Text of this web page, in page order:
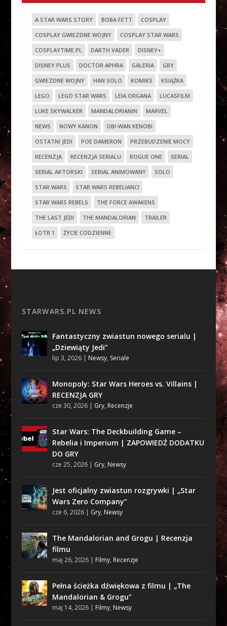
A STAR WARS STORY BOBA FETT
COSPLAY
COSPLAY GWIEZDNE WOJNY
COSPLAY STAR WARS
COSPLAYTIME.PL
DARTH VADER
DISNEY+
DISNEY PLUS
DOCTOR APHRA GALERIA
GRY
GWIEZDNE WOJNY
HAN SOLO KOMIKS
KSIĄŻKA
LEGO
LEGO STAR WARS LEIA ORGANA
LUCASFILM
LUKE SKYWALKER
MANDALORIANIN
MARVEL
NEWS
NOWY KANON
OBI-WAN KENOBI
OSTATNI JEDI
POE DAMERON
PRZEBUDZENIE MOCY
RECENZJA
RECENZJA SERIALU ROGUE ONE
SERIAL
SERIAL AKTORSKI
SERIAL ANIMOWANY
SOLO
STAR WARS
STAR WARS REBELIANCI
STAR WARS REBELS
THE FORCE AWAKENS
THE LAST JEDI
THE MANDALORIAN
TRAILER
ŁOTR 1
ŻYCIE CODZIENNE
STARWARS.PL NEWS
Fantastyczny zwiastun nowego serialu |
„Dziewiąty Jedi”
lip 3, 2026| Newsy, Seriale
Monopoly: Star Wars Heroes vs. Villains |
RECENZJA GRY
cze 30, 2026| Gry, Recenzje
Star Wars: The Deckbuilding Game –
Rebelia i Imperium | ZAPOWIEDŹ DODATKU
DO GRY
cze 25, 2026| Gry, Newsy
Jest oficjalny zwiastun rozgrywki | „Star
Wars Zero Company”
cze 6, 2026| Gry, Newsy
The Mandalorian and Grogu | Recenzja
filmu
maj 26, 2026| Filmy, Recenzje
Pełna ścieżka dźwiękowa z filmu | „The
Mandalorian & Grogu”
maj 14, 2026| Filmy, Newsy